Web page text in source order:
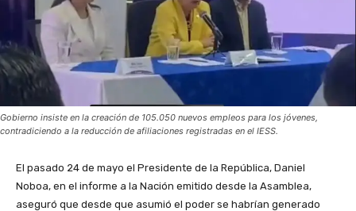
Gobierno insiste en la creación de 105.050 nuevos empleos para los jóvenes,
contradiciendo a la reducción de afiliaciones registradas en el IESS.
El pasado 24 de mayo el Presidente de la República, Daniel
Noboa, en el informe a la Nación emitido desde la Asamblea,
aseguró que desde que asumió el poder se habrían generado